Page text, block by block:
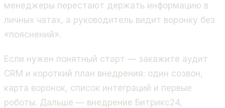
менеджеры перестают держать информацию в
личных чатах, а руководитель видит воронку без
«пояснений».
Если нужен понятный старт — закажите аудит
CRM и короткий план внедрения: один созвон,
карта воронок, список интеграций и первые
роботы. Дальше — внедрение Битрикс24,